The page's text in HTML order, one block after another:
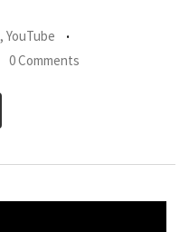
, YouTube
0 Comments